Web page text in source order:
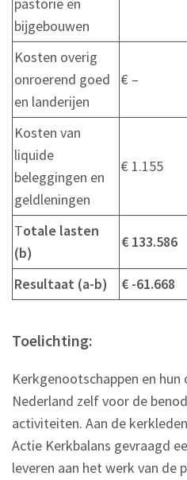
bijgebouwen
Kosten overig
onroerend goed
en landerijen
€ –
Kosten van
liquide
beleggingen en
geldleningen
€ 1.155
Totale lasten
(b)
€ 133.586
Resultaat (a-b) € -61.668
Toelichting:
Kerkgenootschappen en
Nederland zelf voor de
activiteiten. Aan de
Actie Kerkbalans gevraagd
leveren aan het werk van de